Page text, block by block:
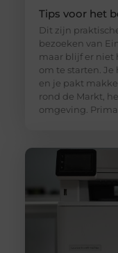
Tips voor het
Dit zijn
bezoeken van
maar blijf er niet
om te starten. Je
en je pakt
rond de Markt,
omgeving.